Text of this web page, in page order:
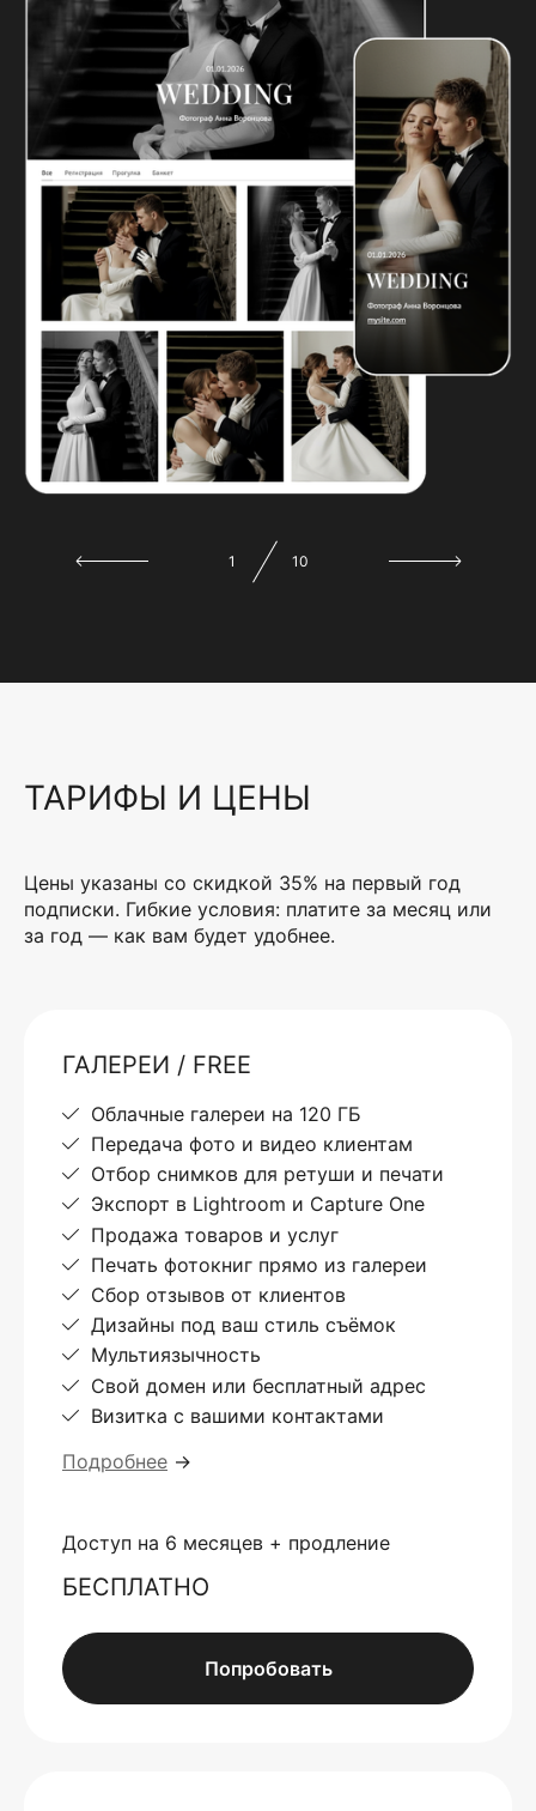
1 10
ТАРИФЫ И ЦЕНЫ
Цены указаны со скидкой 35% на первый год
подписки. Гибкие условия: платите за месяц или
за год — как вам будет удобнее.
ГАЛЕРЕИ / FREE
Облачные галереи на 120 ГБ
Передача фото и видео клиентам
Отбор снимков для ретуши и печати
Экспорт в Lightroom и Capture One
Продажа товаров и услуг
Печать фотокниг прямо из галереи
Сбор отзывов от клиентов
Дизайны под ваш стиль съёмок
Мультиязычность
Свой домен или бесплатный адрес
Визитка с вашими контактами
Подробнее →
Доступ на 6 месяцев + продление
БЕСПЛАТНО
Попробовать